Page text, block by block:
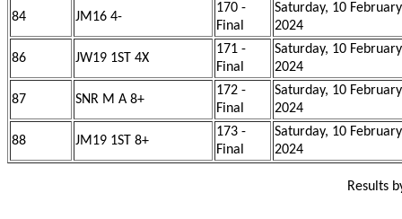
84 JM16 4-
170 -
Final
Saturday, 10 February
2024
86 JW19 1ST 4X
171 -
Final
Saturday, 10 February
2024
87 SNR M A 8+
172 -
Final
Saturday, 10 February
2024
88 JM19 1ST 8+
173 -
Final
Saturday, 10 February
2024
Results